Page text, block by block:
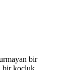
bir
bir koçluk